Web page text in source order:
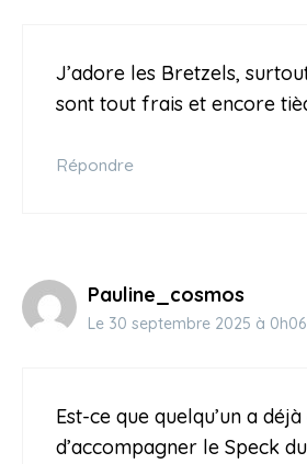
J’adore les Bretzels,
sont tout frais et encore
Répondre
Pauline_cosmos
Le 30 septembre 2025 à 0h06
Est-ce que quelqu’un a
d’accompagner le Speck